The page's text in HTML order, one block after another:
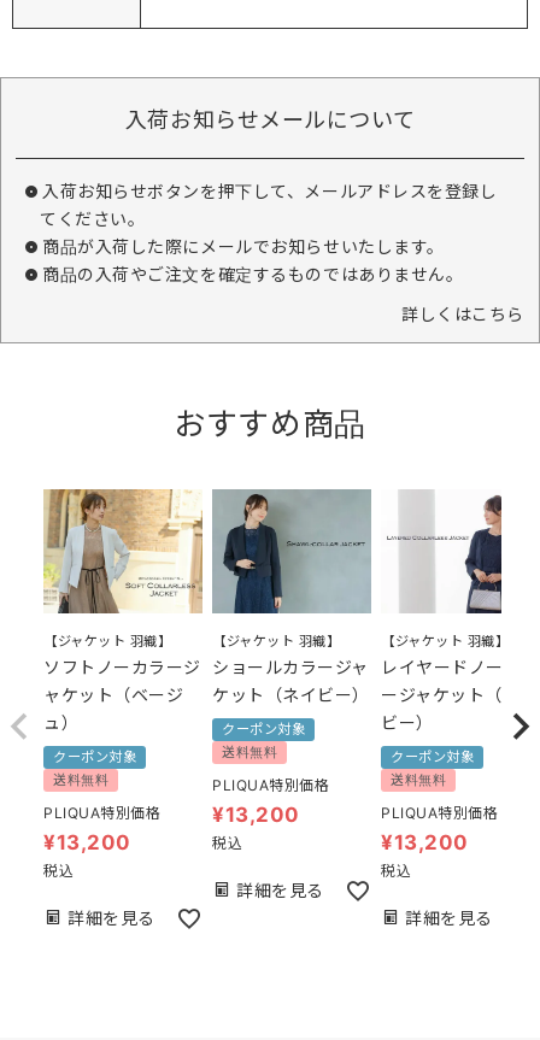
入荷お知らせメールについて
入荷お知らせボタンを押下して、メールアドレスを登録し
てください。
商品が入荷した際にメールでお知らせいたします。
商品の入荷やご注文を確定するものではありません。
詳しくはこちら
おすすめ商品
【ジャケット 羽織】
ソフトノーカラージ
ャケット（ベージ
ュ）
クーポン対象
送料無料
PLIQUA特別価格
¥13,200
税込
詳細を見る
【ジャケット 羽織】
ショールカラージャ
ケット（ネイビー）
クーポン対象
送料無料
PLIQUA特別価格
¥13,200
税込
詳細を見る
【ジャケット 羽織】
レイヤードノーカラ
ージャケット（ネイ
ビー）
クーポン対象
送料無料
PLIQUA特別価格
¥13,200
税込
詳細を見る